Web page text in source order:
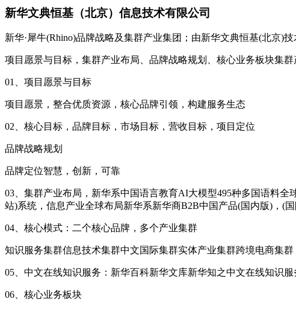
新华文典恒基（北京）信息技术有限公司
新华·犀牛(Rhino)品牌战略及集群产业集团；由新华文典恒基(北京)
项目愿景与目标，集群产业布局、品牌战略规划、核心业务板块集
01、项目愿景与目标
项目愿景，整合优质资源，核心品牌引领，构建服务生态
02、核心目标，品牌目标，市场目标，营收目标，项目定位
品牌战略规划
品牌定位智慧，创新，可靠
03、集群产业布局，新华系中国语言教育AI大模型495种多国语料
站)系统，信息产业全球布局新华系新华商B2B中国产品(国内版)，(
04、核心模式：二个核心品牌，多个产业集群
知识服务集群信息技术集群中文国际集群实体产业集群跨境电商集群
05、中文在线知识服务：新华百科新华文库新华知之中文在线知识
06、核心业务板块